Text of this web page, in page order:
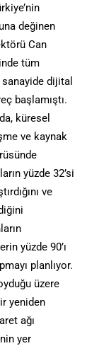
değinen
Can
tüm
dijital
başlamıştı.
küresel
ve kaynak
yüzde 32’si
ve
yüzde 90’ı
planlıyor.
üzere
yeniden
ağı
yer